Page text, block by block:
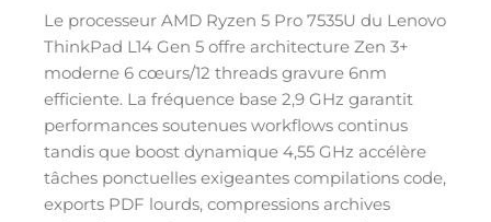
Le processeur AMD Ryzen 5 Pro 7535U du Lenovo
ThinkPad L14 Gen 5 offre architecture Zen 3+
moderne 6 cœurs/12 threads gravure 6nm
efficiente. La fréquence base 2,9 GHz garantit
performances soutenues workflows continus
tandis que boost dynamique 4,55 GHz accélère
tâches ponctuelles exigeantes compilations code,
exports PDF lourds, compressions archives